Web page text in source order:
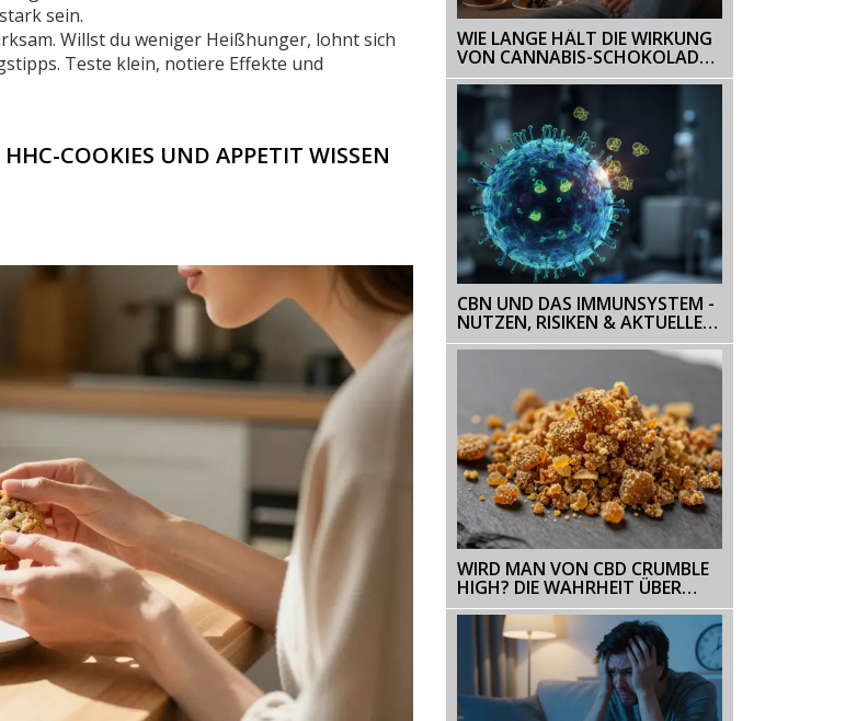
sein.
Willst du weniger Heißhunger, lohnt sich
Teste klein, notiere Effekte und
COOKIES UND APPETIT WISSEN
WIE LANGE HÄLT DIE WIRKUNG
VON CANNABIS-SCHOKOLADE
AN?
CBN UND DAS IMMUNSYSTEM -
NUTZEN, RISIKEN & AKTUELLE
FORSCHUNG
WIRD MAN VON CBD CRUMBLE
HIGH? DIE WAHRHEIT ÜBER
DOSIERUNG UND THC